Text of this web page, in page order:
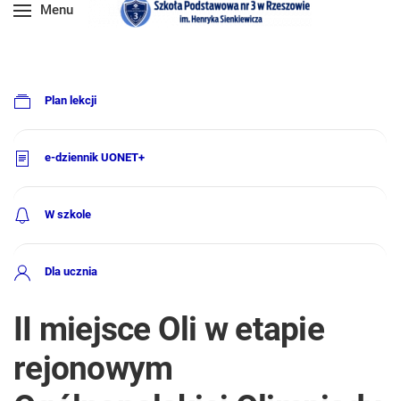
Menu
Plan lekcji
e-dziennik UONET+
W szkole
Dla ucznia
II miejsce Oli w etapie
rejonowym